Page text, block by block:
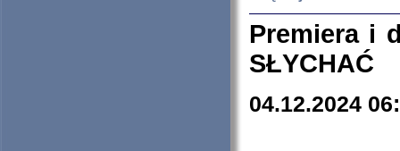
Premiera i
SŁYCHAĆ
04.12.2024